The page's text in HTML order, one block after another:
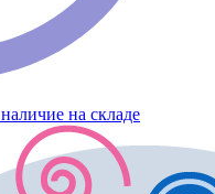
на складе